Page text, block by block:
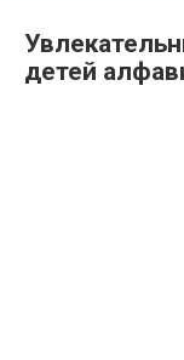
детей